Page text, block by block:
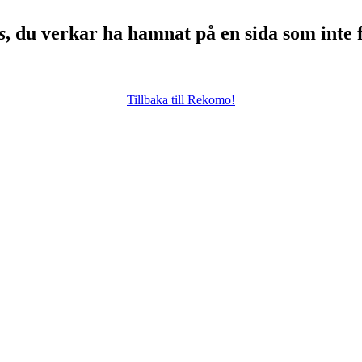
, du verkar ha hamnat på en sida som inte
Tillbaka till Rekomo!